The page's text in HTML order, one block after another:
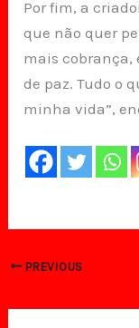
Por fim, a
que não quer
mais cobrança,
de paz. Tudo o
minha vida”,
PREVIOUS